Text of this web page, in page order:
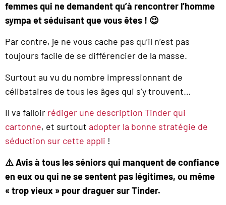
femmes qui ne demandent qu’à rencontrer l’homme
sympa et séduisant que vous êtes ! 😉
Par contre, je ne vous cache pas qu’il n’est pas
toujours facile de se différencier de la masse.
Surtout au vu du nombre impressionnant de
célibataires de tous les âges qui s’y trouvent…
Il va falloir rédiger une description Tinder qui
cartonne, et surtout adopter la bonne stratégie de
séduction sur cette appli !
⚠️Avis à tous les séniors qui manquent de confiance
en eux ou qui ne se sentent pas légitimes, ou même
« trop vieux » pour draguer sur Tinder.